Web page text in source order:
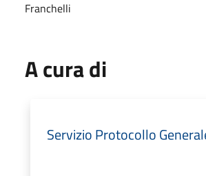
Franchelli
A cura di
Servizio Protocollo